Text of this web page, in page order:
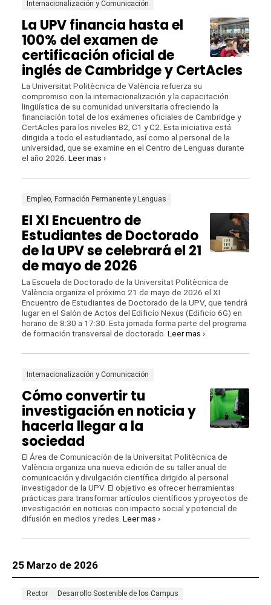
Internacionalización y Comunicación
La UPV financia hasta el
100% del examen de
certificación oficial de
inglés de Cambridge y CertAcles
La Universitat Politècnica de València refuerza su
compromiso con la internacionalización y la capacitación
lingüística de su comunidad universitaria ofreciendo la
financiación total de los exámenes oficiales de Cambridge y
CertAcles para los niveles B2, C1 y C2. Esta iniciativa está
dirigida a todo el estudiantado, así como al personal de la
universidad, que se examine en el Centro de Lenguas durante
el año 2026. Leer mas ›
Empleo, Formación Permanente y Lenguas
El XI Encuentro de
Estudiantes de Doctorado
de la UPV se celebrará el 21
de mayo de 2026
La Escuela de Doctorado de la Universitat Politècnica de
València organiza el próximo 21 de mayo de 2026 el XI
Encuentro de Estudiantes de Doctorado de la UPV, que tendrá
lugar en el Salón de Actos del Edificio Nexus (Edificio 6G) en
horario de 8:30 a 17:30. Esta jornada forma parte del programa
de formación transversal de doctorado. Leer mas ›
Internacionalización y Comunicación
Cómo convertir tu
investigación en noticia y
hacerla llegar a la
sociedad
El Área de Comunicación de la Universitat Politècnica de
València organiza una nueva edición de su taller anual de
comunicación y divulgación científica dirigido al personal
investigador de la UPV. El objetivo es ofrecer herramientas
prácticas para transformar artículos científicos y proyectos de
investigación en noticias con impacto social y potencial de
difusión en medios y redes. Leer mas ›
25 Marzo de 2026
Rector Desarrollo Sostenible de los Campus